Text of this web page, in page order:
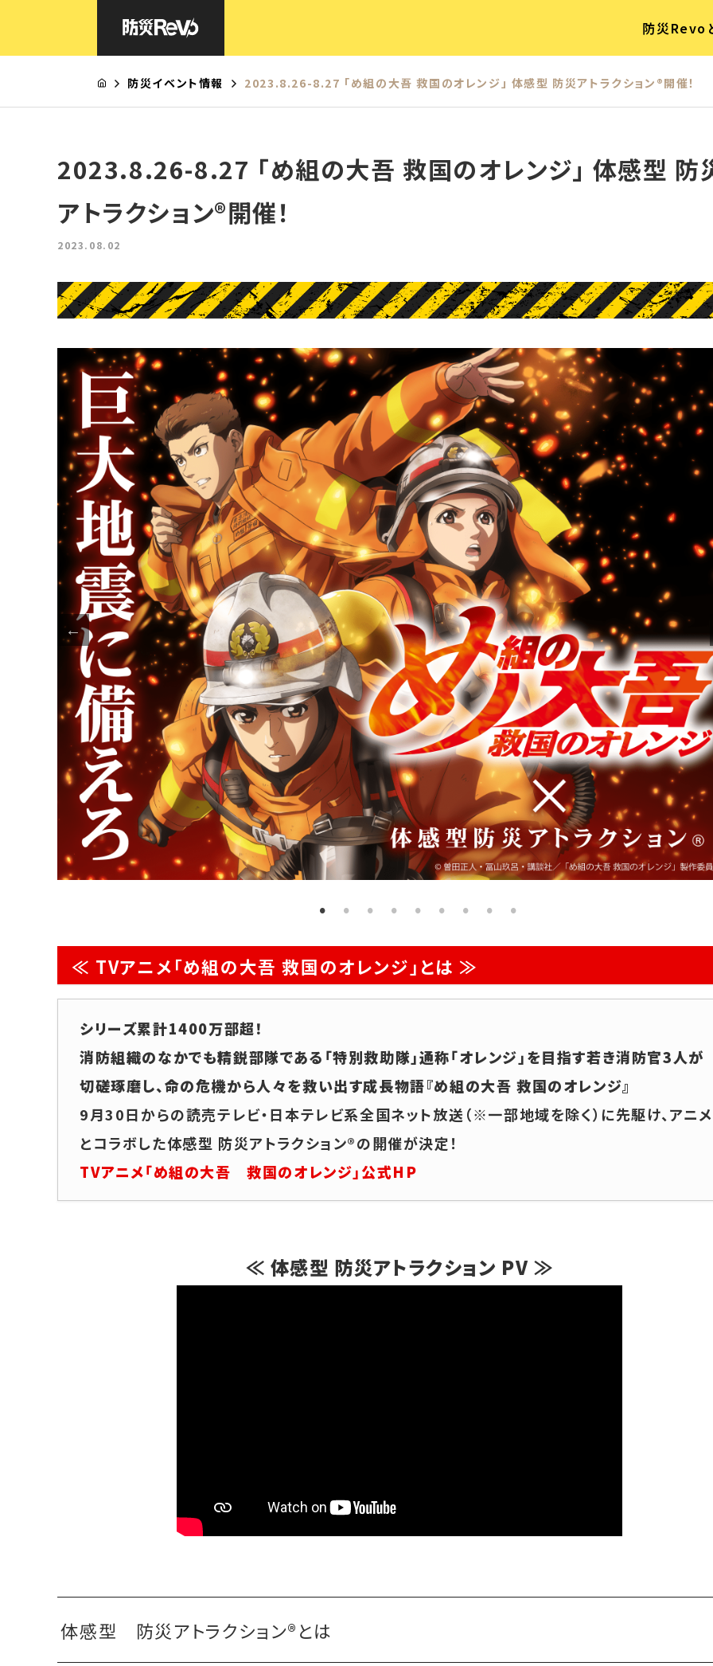
防災Revo
防災Revoとは
イマーシブ型 防災アトラクション(講演×公演)
AR避難体験
避難所運営対策編
防災イベント一覧
お問合せ
防災イベント情報 2023.8.26-8.27 「め組の大吾 救国のオレンジ」 体感型 防災アトラクション®開催！
2023.8.26-8.27 「め組の大吾 救国のオレンジ」 体感型 防
アトラクション®開催！
2023.08.02
≪ TVアニメ「め組の大吾 救国のオレンジ」とは ≫
シリーズ累計1400万部超！
消防組織のなかでも精鋭部隊である「特別救助隊」通称「オレンジ」を目指す若き消防官3人が
切磋琢磨し、命の危機から人々を救い出す成長物語『め組の大吾 救国のオレンジ』
9月30日からの読売テレビ・日本テレビ系全国ネット放送（※一部地域を除く）に先駆け、アニメ
とコラボした体感型 防災アトラクション®の開催が決定！
TVアニメ「め組の大吾 救国のオレンジ」公式HP
≪ 体感型 防災アトラクション PV ≫
体感型 防災アトラクション®とは